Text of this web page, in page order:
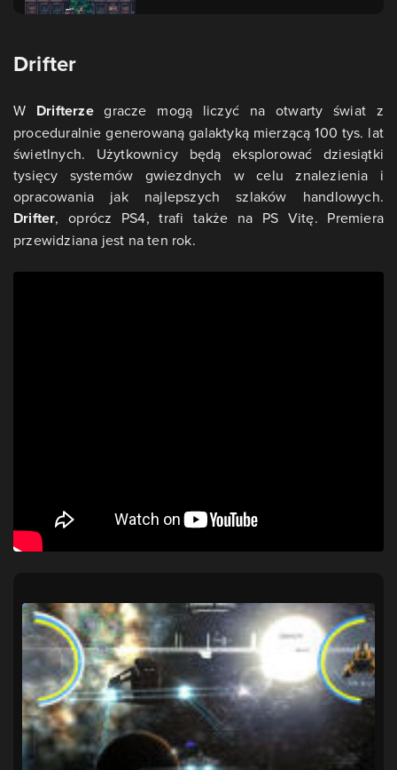
Drifter
W Drifterzegracze mogą liczyć na otwarty świat z
proceduralnie generowaną galaktyką mierzącą 100 tys. lat
świetlnych. Użytkownicy będą eksplorować dziesiątki
tysięcy systemów gwiezdnych w celu znalezienia i
opracowania jak najlepszych szlaków handlowych.
Drifter, oprócz PS4, trafi także na PS Vitę. Premiera
przewidziana jest na ten rok.